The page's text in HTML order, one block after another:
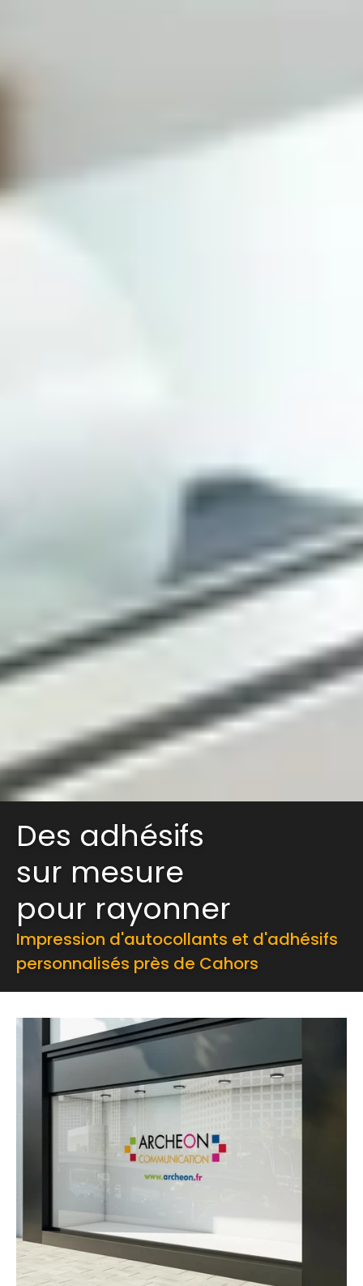
Impression d'autocollants et d'adhésifs
personnalisés près de Cahors
Des adhésifs
sur mesure
pour rayonner